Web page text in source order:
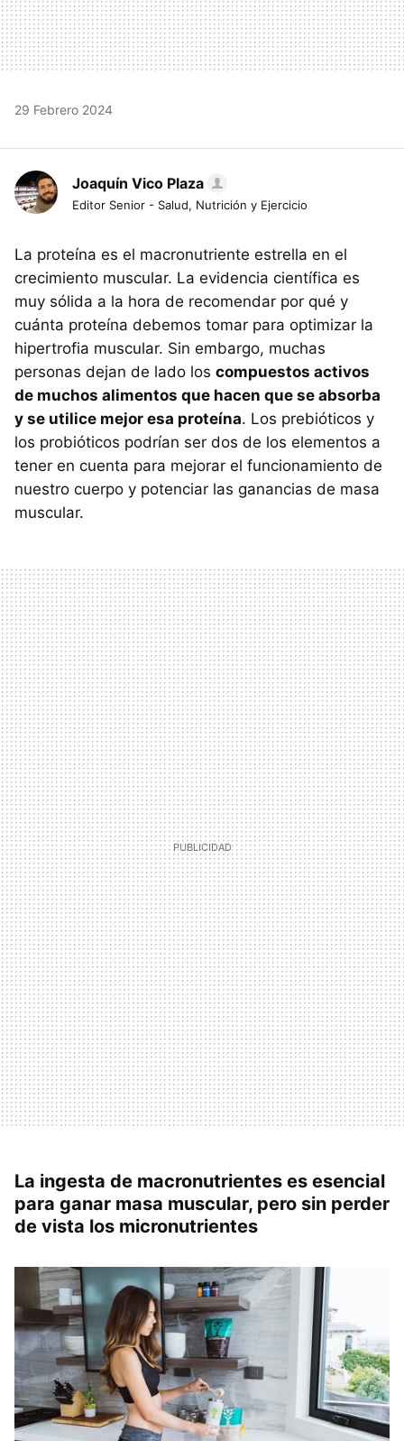
29 Febrero 2024
Joaquín Vico Plaza
Editor Senior - Salud, Nutrición y Ejercicio
La proteína es el macronutriente estrella en el
crecimiento muscular. La evidencia científica es
muy sólida a la hora de recomendar por qué y
cuánta proteína debemos tomar para optimizar la
hipertrofia muscular. Sin embargo, muchas
personas dejan de lado los compuestos activos
de muchos alimentos que hacen que se absorba
y se utilice mejor esa proteína. Los prebióticos y
los probióticos podrían ser dos de los elementos a
tener en cuenta para mejorar el funcionamiento de
nuestro cuerpo y potenciar las ganancias de masa
muscular.
La ingesta de macronutrientes es esencial
para ganar masa muscular, pero sin perder
de vista los micronutrientes